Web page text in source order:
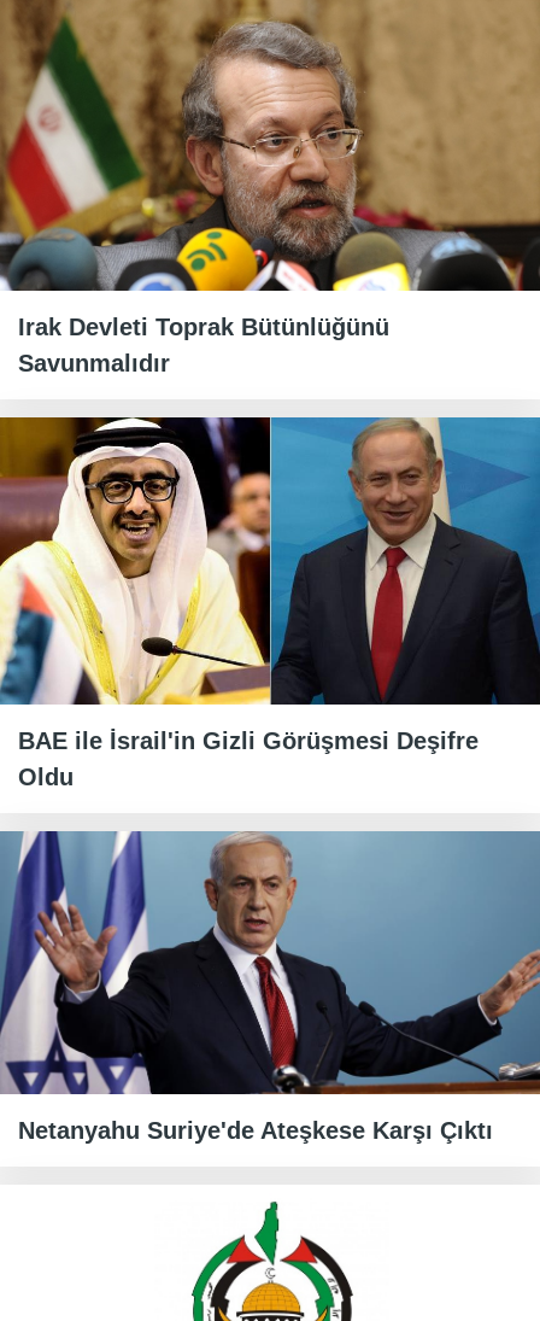
Irak Devleti Toprak Bütünlüğünü
Savunmalıdır
BAE ile İsrail'in Gizli Görüşmesi Deşifre
Oldu
Netanyahu Suriye'de Ateşkese Karşı Çıktı